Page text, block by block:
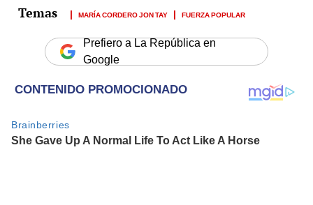
MARÍA CORDERO JON TAY FUERZA POPULAR
Prefiero a La República en
Google